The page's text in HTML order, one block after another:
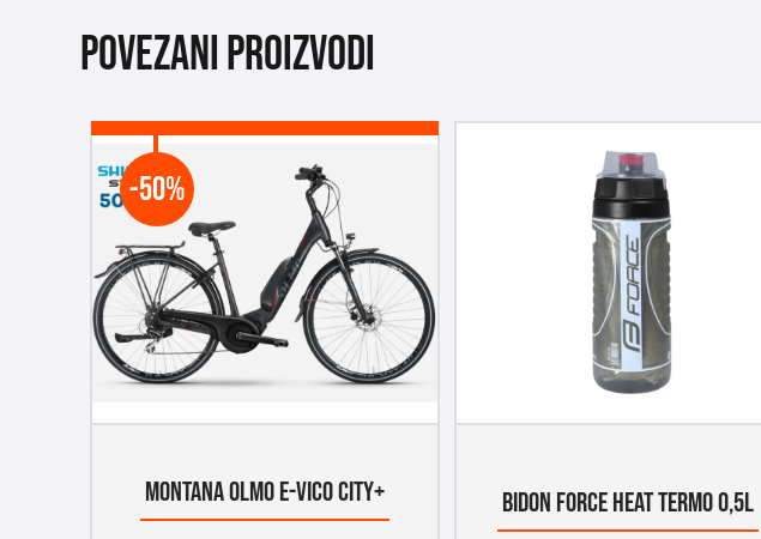
Povezani proizvodi
-50%
MONTANA OLMO E-VICO CITY+ BIDON FORCE HEAT TERMO 0,5L